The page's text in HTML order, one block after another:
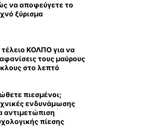
να αποφεύγετε το
ξύρισμα
τέλειο ΚΟΛΠΟ για να
τους μαύρους
στο λεπτό
πιεσμένοι;
ενδυνάμωσης
αντιμετώπιση
πίεσης